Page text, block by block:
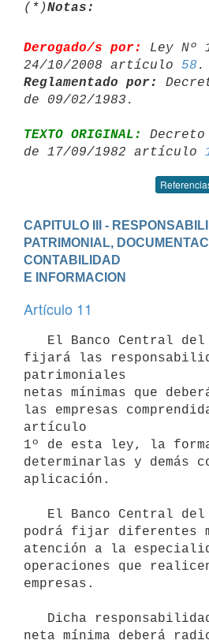
(*)Notas:
Derogado/s por:
Ley Nº
24/10/2008 artículo 58
Reglamentado por:
TEXTO ORIGINAL:
Decreto
de 17/09/1982 artículo
CAPITULO III -
PATRIMONIAL,
CONTABILIDAD
E INFORMACION
Artículo 11
fijará las
patrimoniales
netas mínimas que
las empresas
artículo
1º de esta ley, la
determinarlas y demás
aplicación.
podrá fijar diferentes
atención a la
operaciones que
empresas.
neta mínima deberá